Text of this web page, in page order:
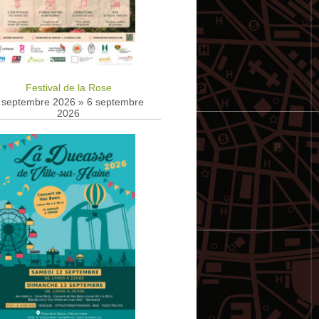
Festival de la Rose
2026 » 6 septembre
2026